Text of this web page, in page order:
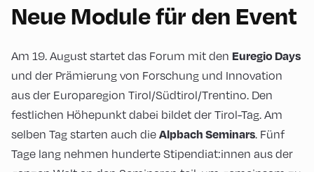
Neue Module für den Event
Am 19. August startet das Forum mit den Euregio Days
und der Prämierung von Forschung und Innovation
aus der Europaregion Tirol/Südtirol/Trentino. Den
festlichen Höhepunkt dabei bildet der Tirol-Tag. Am
selben Tag starten auch dieAlpbach Seminars. Fünf
Tage lang nehmen hunderte Stipendiat:innen aus der